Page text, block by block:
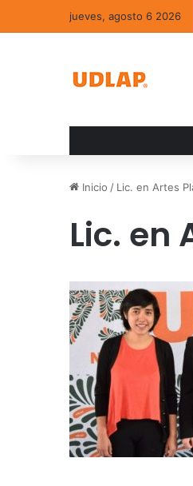
jueves, agosto 6 2026
Inicio / Lic. en Artes
Lic. en